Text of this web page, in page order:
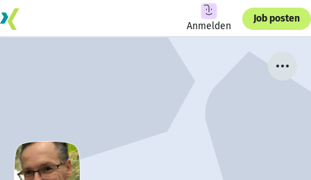
Anmelden
Job posten